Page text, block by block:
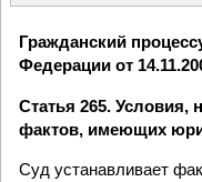
Гражданский
Федерации от
Статья 265. Условия,
фактов, имеющих
Суд устанавливает